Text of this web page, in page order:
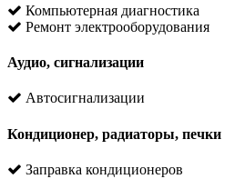
Компьютерная диагностика
Ремонт электрооборудования
Аудио, сигнализации
Автосигнализации
Кондиционер, радиаторы, печки
Заправка кондиционеров